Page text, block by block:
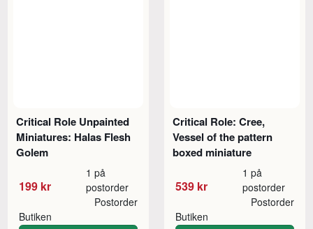
Critical Role Unpainted
Miniatures: Halas Flesh
Golem
199 kr
1 på
postorder
Butiken
Postorder
Critical Role: Cree,
Vessel of the pattern
boxed miniature
539 kr
1 på
postorder
Butiken
Postorder